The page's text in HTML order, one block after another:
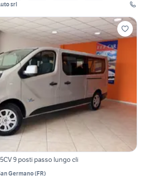
srl
9 posti passo lungo cli
Germano(FR)